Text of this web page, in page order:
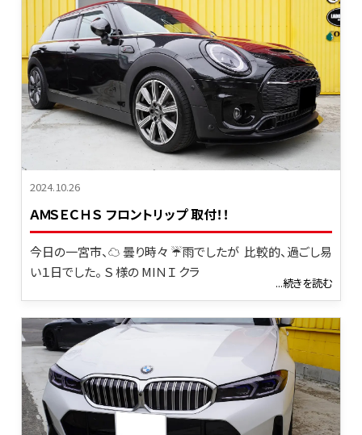
2024.10.26
ＡＭＳＥＣＨＳ フロントリップ 取付！！
今日の一宮市、☁ 曇り時々 ☔雨でしたが 比較的、過ごし易
い１日でした。 Ｓ 様の MIＮＩ クラ
...続きを読む